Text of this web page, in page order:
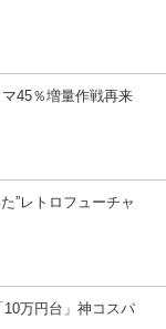
45％増量作戦再来
”レトロフューチャ
10万円台」神コスパ